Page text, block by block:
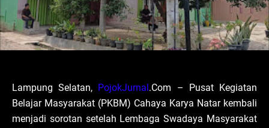
Lampung Selatan, PojokJurnal .Com – Pusat Kegiatan
Belajar Masyarakat (PKBM) Cahaya Karya Natar kembali
menjadi sorotan setelah Lembaga Swadaya Masyarakat